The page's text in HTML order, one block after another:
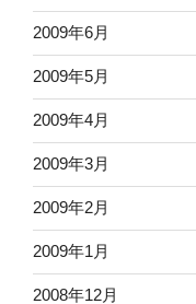
2009年6月
2009年5月
2009年4月
2009年3月
2009年2月
2009年1月
2008年12月